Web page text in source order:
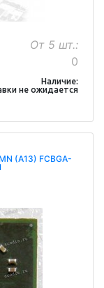
От 5 шт.:
0
Наличие:
не ожидается
(A13) FCBGA-